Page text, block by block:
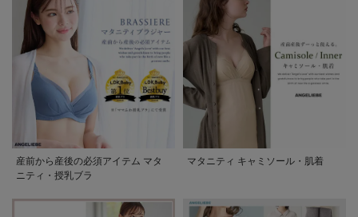
産前から産後の必須アイテム マタ
ニティ・授乳ブラ
マタニティ キャミソール・肌着